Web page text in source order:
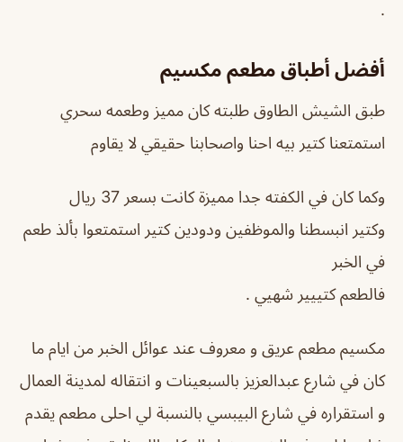
.
أفضل أطباق مطعم مكسيم
طبق الشيش الطاوق طلبته كان مميز وطعمه سحري
استمتعنا كتير بيه احنا واصحابنا حقيقي لا يقاوم
وكما كان في الكفته جدا مميزة كانت بسعر 37 ريال
وكتير انبسطنا والموظفين ودودين كتير استمتعوا بألذ طعم
في الخبر
فالطعم كتييير شهيي .
مكسيم مطعم عريق و معروف عند عوائل الخبر من ايام ما
كان في شارع عبدالعزيز بالسبعينات و انتقاله لمدينة العمال
و استقراره في شارع البيبسي بالنسبة لي احلى مطعم يقدم